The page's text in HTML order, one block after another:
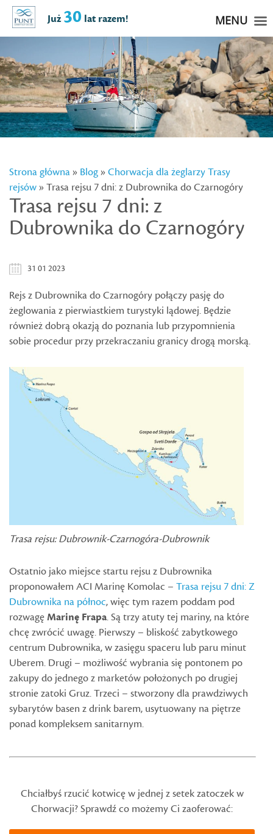
Strona główna» Blog»Chorwacja dla żeglarzyTrasy
rejsów» Trasa rejsu 7 dni: z Dubrownika do Czarnogóry
Trasa rejsu 7 dni: z
Dubrownika do Czarnogóry
31 01 2023
Rejs z Dubrownika do Czarnogóry połączy pasję do
żeglowania z pierwiastkiem turystyki lądowej. Będzie
również dobrą okazją do poznania lub przypomnienia
sobie procedur przy przekraczaniu granicy drogą morską.
Trasa rejsu: Dubrownik-Czarnogóra-Dubrownik
Ostatnio jako miejsce startu rejsu z Dubrownika
proponowałem ACI Marinę Komolac – Trasa rejsu 7 dni: Z
Dubrownika na północ, więc tym razem poddam pod
rozwagęMarinę Frapa. Są trzy atuty tej mariny, na które
chcę zwrócić uwagę. Pierwszy – bliskość zabytkowego
centrum Dubrownika, w zasięgu spaceru lub paru minut
Uberem. Drugi – możliwość wybrania się pontonem po
zakupy do jednego z marketów położonych po drugiej
stronie zatoki Gruz. Trzeci – stworzony dla prawdziwych
sybarytów basen z drink barem, usytuowany na piętrze
ponad kompleksem sanitarnym.
Chciałbyś rzucić kotwicę w jednej z setek zatoczek w
Chorwacji? Sprawdź co możemy Ci zaoferować:
Już30 lat razem! MENU